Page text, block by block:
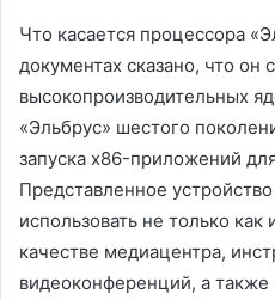
Что касается процессора
документах сказано, что он
высокопроизводительных
«Эльбрус» шестого
запуска x86-приложений
Представленное
использовать не только
качестве медиацентра,
видеоконференций, а также